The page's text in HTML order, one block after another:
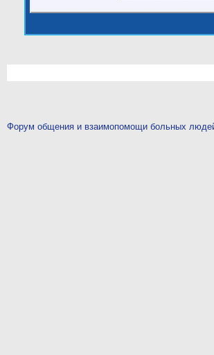
Форум общения и взаимопомощи больных